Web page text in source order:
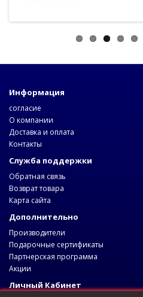
Информация
согласие
О компании
Доставка и оплата
Контакты
Служба поддержки
Обратная связь
Возврат товара
Карта сайта
Дополнительно
Производители
Подарочные сертификаты
Партнерская программа
Акции
Личный Кабинет